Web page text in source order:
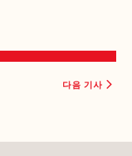
다음 기사